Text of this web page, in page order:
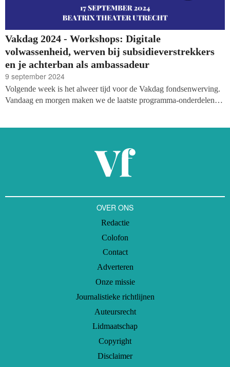
Vakdag 2024 - Workshops: Digitale
volwassenheid, werven bij subsidieverstrekkers
en je achterban als ambassadeur
9 september 2024
Volgende week is het alweer tijd voor de Vakdag fondsenwerving.
Vandaag en morgen maken we de laatste programma-onderdelen
OVER ONS
Redactie
Colofon
Contact
Adverteren
Onze missie
Journalistieke richtlijnen
Auteursrecht
Lidmaatschap
Copyright
Disclaimer